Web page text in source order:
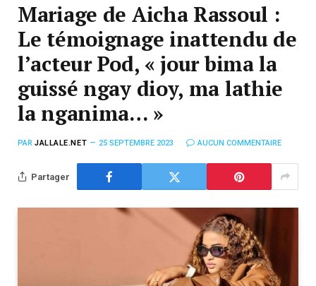
Mariage de Aicha Rassoul :
Le témoignage inattendu de
l’acteur Pod, « jour bima la
guissé ngay dioy, ma lathie
la nganima… »
PAR JALLALE.NET 25 SEPTEMBRE 2023 AUCUN COMMENTAIRE
Partager